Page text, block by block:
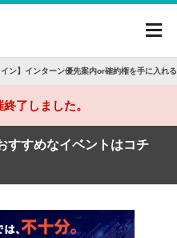
イン】インターン優先案内or確約権を手に入れ
了しました。
すすめなイベントはコチ